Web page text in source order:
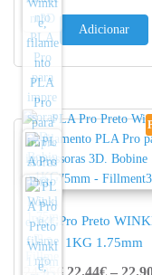
Adicionar
PLA Pro Preto
1KG 1.75mm
24.95 € 22.44€ –